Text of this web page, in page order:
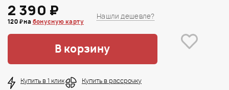
2 390 ₽
120 ₽ на бонусную карту
Нашли дешевле?
В корзину
Купить в 1 клик Купить в рассрочку